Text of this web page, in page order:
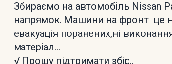
Збираємо на автомобіль Nissan
напрямок. Машини на фронті це
евакуація поранених,ні
матеріал...
√ Прошу підтримати збір..